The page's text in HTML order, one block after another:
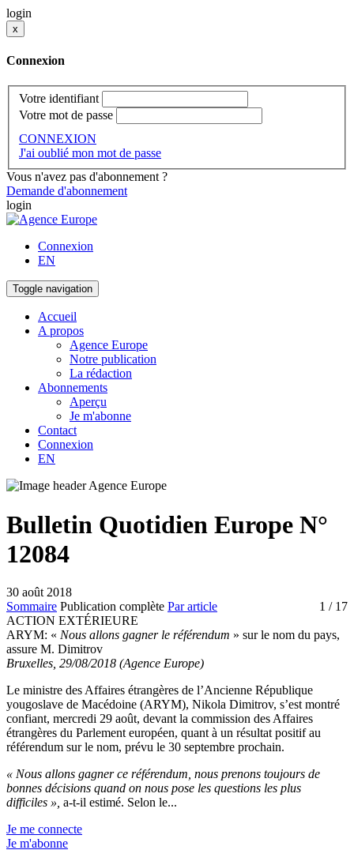
login
x
Connexion
Votre identifiant
Votre mot de passe
CONNEXION
J'ai oublié mon mot de passe
Vous n'avez pas d'abonnement ?
Demande d'abonnement
login
Connexion
EN
Toggle navigation
Accueil
A propos
Agence Europe
Notre publication
La rédaction
Abonnements
Aperçu
Je m'abonne
Contact
Connexion
EN
Bulletin Quotidien Europe N°
12084
30 août 2018
Sommaire Publication complète Par article 1 / 17
ACTION EXTÉRIEURE
ARYM: « Nous allons gagner le référendum » sur le nom du pays,
assure M. Dimitrov
Bruxelles, 29/08/2018 (Agence Europe)
Le ministre des Affaires étrangères de l’Ancienne République
yougoslave de Macédoine (ARYM), Nikola Dimitrov, s’est montré
confiant, mercredi 29 août, devant la commission des Affaires
étrangères du Parlement européen, quant à un résultat positif au
référendum sur le nom, prévu le 30 septembre prochain.
« Nous allons gagner ce référendum, nous prenons toujours de
bonnes décisions quand on nous pose les questions les plus
difficiles », a-t-il estimé. Selon le...
Je me connecte
Je m'abonne